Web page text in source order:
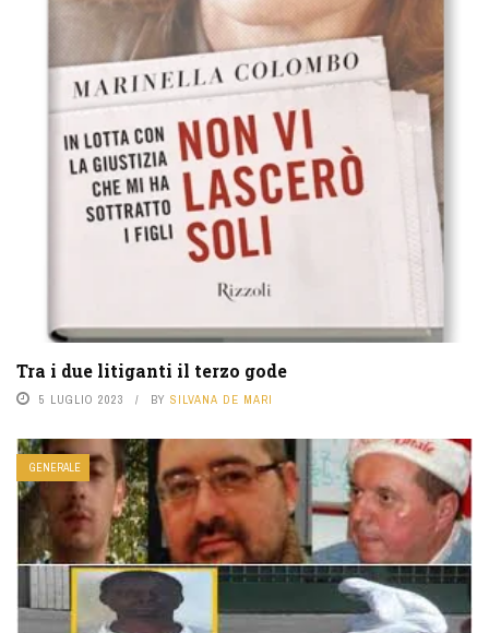
Tra i due litiganti il terzo gode
5 LUGLIO 2023 BY SILVANA DE MARI
GENERALE